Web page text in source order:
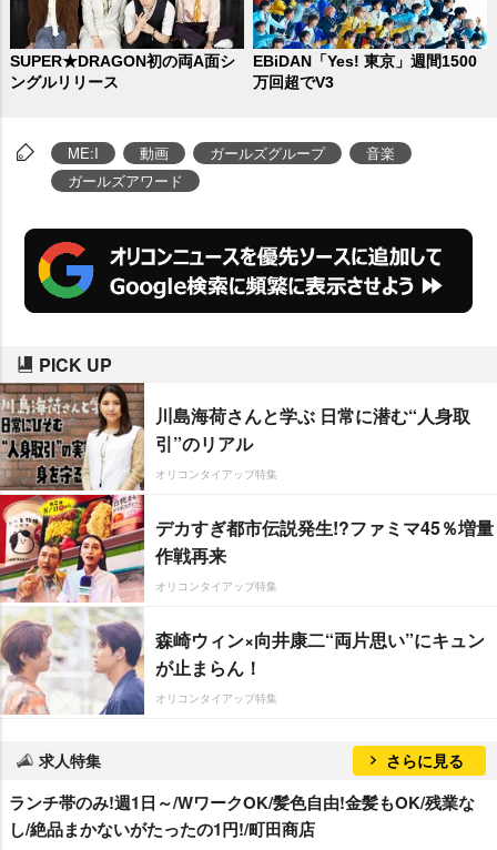
SUPER★DRAGON初の両A面シ
ングルリリース
EBiDAN「Yes! 東京」週間1500
万回超でV3
ME:I 動画 ガールズグループ
音楽
ガールズアワード
PICK UP
川島海荷さんと学ぶ 日常に潜む“人身取
引”のリアル
オリコンタイアップ特集
デカすぎ都市伝説発生!?ファミマ45％増量
作戦再来
オリコンタイアップ特集
森崎ウィン×向井康二“両片思い”にキュン
が止まらん！
オリコンタイアップ特集
求人特集 さらに見る
ランチ帯のみ!週1日～/WワークOK/髪色自由!金髪もOK/残業な
し/絶品まかないがたったの1円!/町田商店